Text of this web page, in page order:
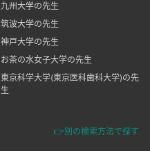
九州大学の先生
筑波大学の先生
神戸大学の先生
お茶の水女子大学の先生
東京科学大学(東京医科歯科大学)の先
生
👉別の検索方法で探す